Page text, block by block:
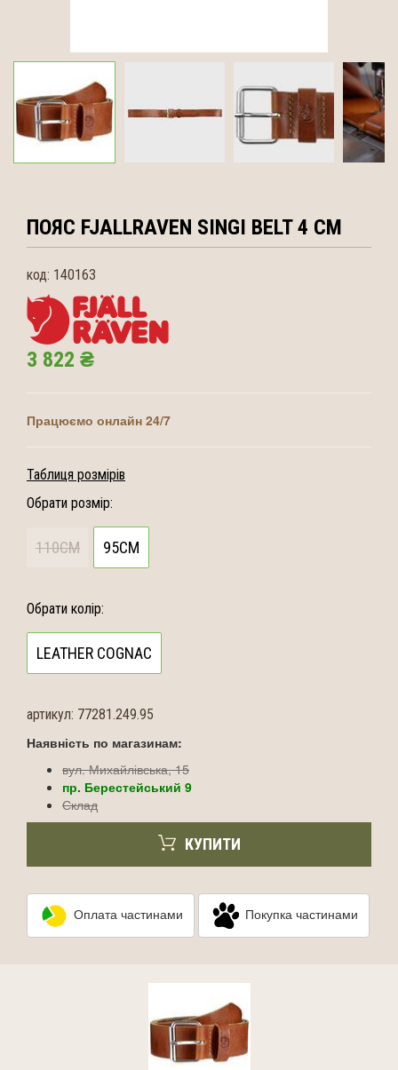
ПОЯС FJALLRAVEN SINGI BELT 4 CM
код: 140163
3 822 ₴
Працюємо онлайн 24/7
Таблиця розмірів
Обрати розмір:
110CM 95CM
Обрати колір:
LEATHER COGNAC
артикул: 77281.249.95
Наявність по магазинам:
вул. Михайлівська, 15
пр. Берестейський 9
Склад
КУПИТИ
Оплата частинами Покупка частинами